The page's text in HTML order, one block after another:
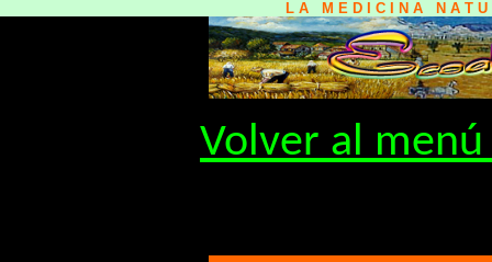
L A M E D I C I N A N A T
Volver al